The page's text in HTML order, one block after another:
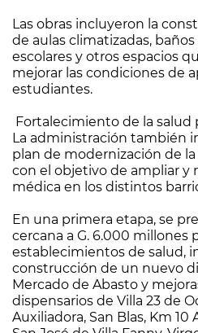
Las obras incluyeron la
de aulas climatizadas,
escolares y otros espacios
mejorar las condiciones de
estudiantes.
Fortalecimiento de la salud
La administración también
plan de modernización de
con el objetivo de ampliar y
médica en los distintos
En una primera etapa, se
cercana a G. 6.000 millones
establecimientos de salud,
construcción de un nuevo
Mercado de Abasto y
dispensarios de Villa 23 de
Auxiliadora, San Blas, Km 10